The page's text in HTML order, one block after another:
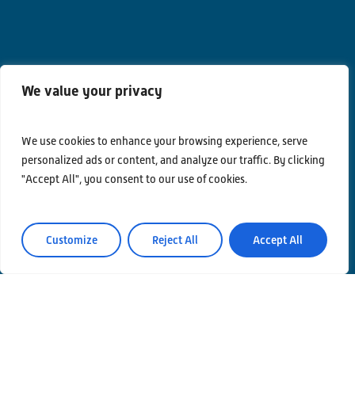
We value your privacy
We use cookies to enhance your browsing experience, serve
personalized ads or content, and analyze our traffic. By clicking
"Accept All", you consent to our use of cookies.
Customize Reject All Accept All